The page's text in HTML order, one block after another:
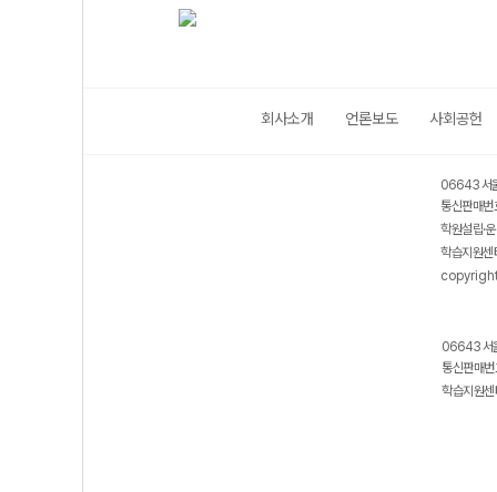
회사소개 언론보도 사회공헌
06643 서
통신판매
학원설립·
학습지원
06643 서
통신판매
학습지원